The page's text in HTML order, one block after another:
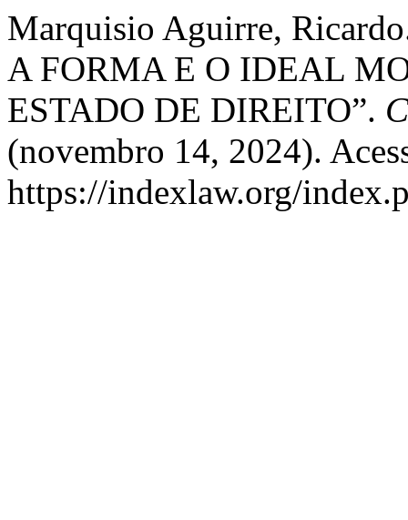
Marquisio Aguirre,
A FORMA E O IDEAL
ESTADO DE DIREITO”.
(novembro 14, 2024).
https://indexlaw.org/